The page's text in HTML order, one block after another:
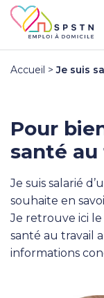
Accueil >Je suis
Pour
santé au
Je suis salarié
souhaite en
Je retrouve ici le
santé au travail
informations